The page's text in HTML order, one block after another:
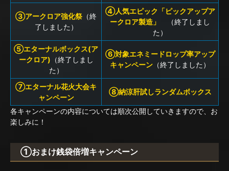
③アークロア強化祭 （終
了しました）
④人気エピック「ピックアップア
ークロア製造」
（終了しまし
た）
⑤エターナルボックス(ア
ークロア) （終了しまし
た）
⑥対象エネミードロップ率アップ
キャンペーン （終了しました）
⑦エターナル花火大会キ
ャンペーン
⑧納涼肝試しランダムボックス
各キャンペーンの内容については順次公開していきますので、お
楽しみに！
①おまけ銭袋倍増キャンペーン